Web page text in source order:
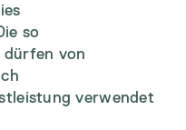
so
dürfen von
verwendet